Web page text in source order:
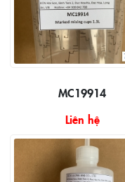
MC19914
Liên hệ